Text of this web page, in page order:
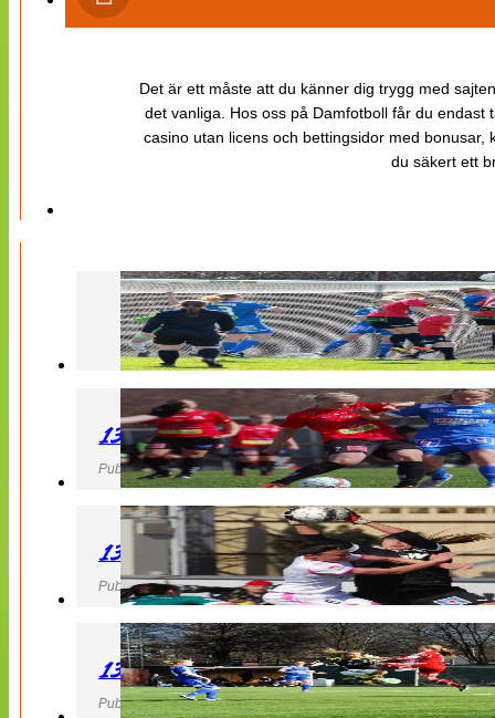
Det är ett måste att du känner dig trygg med
det vanliga. Hos oss på Damfotboll får du
casino utan licens och bettingsidor med
du säkert ett
130427 LB 07 – QBIK
Publicerad 27 April 2013, 22:40
130427 IF Limhamn Bunkeflo – QBIK
Publicerad 27 April 2013, 21:10
130427 LdB FC Malmö – Mallbackens IF
Publicerad 27 April 2013, 20:54